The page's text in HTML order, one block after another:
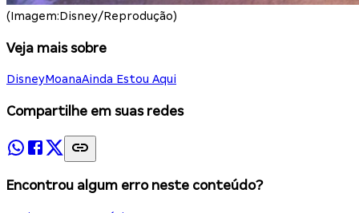
(Imagem:Disney/Reprodução)
Veja mais sobre
DisneyMoanaAinda Estou Aqui
Compartilhe em suas redes
Encontrou algum erro neste conteúdo?